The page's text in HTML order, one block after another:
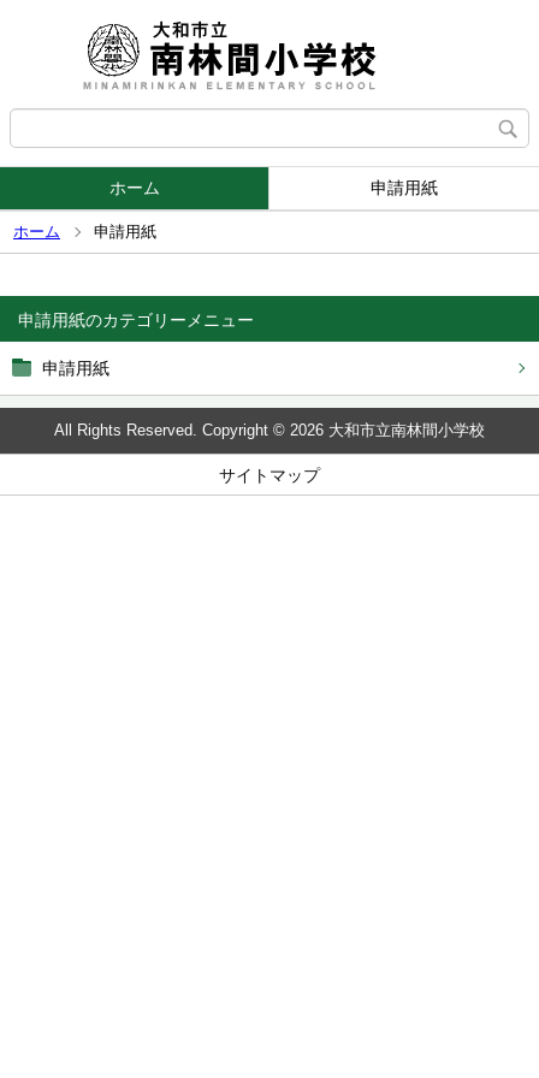
ホーム 申請用紙
ホーム 申請用紙
申請用紙
申請用紙
All Rights Reserved. Copyright © 2026 大和市立南林間小学校
サイトマップ